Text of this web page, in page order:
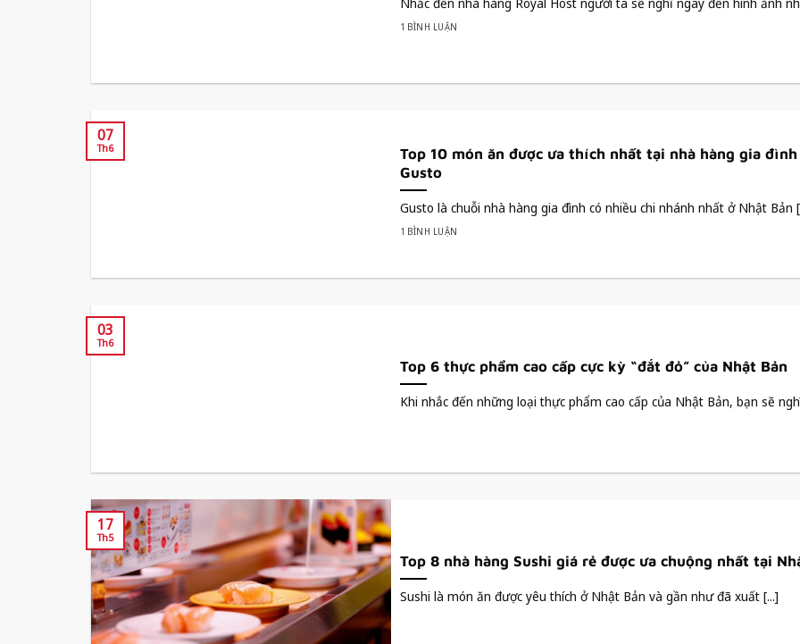
1 BÌNH LUẬN
Top 10 món ăn được ưa thích nhất tại nhà hàng gia đình
Gusto
Gusto là chuỗi nhà hàng gia đình có nhiều chi nhánh nhất ở Nhật Bản
1 BÌNH LUẬN
07
Th6
Top 6 thực phẩm cao cấp cực kỳ “đắt đỏ” của Nhật Bản
Khi nhắc đến những loại thực phẩm cao cấp của Nhật Bản, bạn sẽ
03
Th6
Top 8 nhà hàng Sushi giá rẻ được ưa chuộng nhất tại
Sushi là món ăn được yêu thích ở Nhật Bản và gần như đã xuất [...]
17
Th5